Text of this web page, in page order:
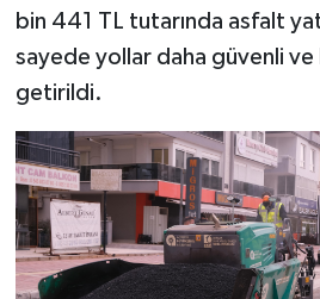
bin 441 TL tutarında asfalt
sayede yollar daha güvenli
getirildi.